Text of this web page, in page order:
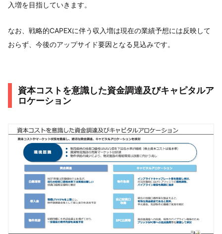
入増を目指していきます。
なお、戦略的CAPEXに伴う収入増は現在の業績予想には反映して
おらず、今後のアップサイド要因となる見込みです。
資本コストを意識した資金調達及びキャピタルア
ロケーション